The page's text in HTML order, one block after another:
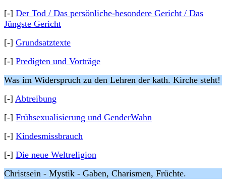
[-] Der Tod / Das persönliche-besondere Gericht / Das
Jüngste Gericht
[-] Grundsatztexte
[-] Predigten und Vorträge
Was im Widerspruch zu den Lehren der kath. Kirche steht!
[-] Abtreibung
[-] Frühsexualisierung und GenderWahn
[-] Kindesmissbrauch
[-] Die neue Weltreligion
Christsein - Mystik - Gaben, Charismen, Früchte.